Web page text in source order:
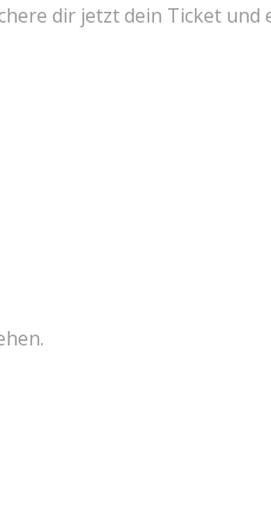
dir jetzt dein Ticket